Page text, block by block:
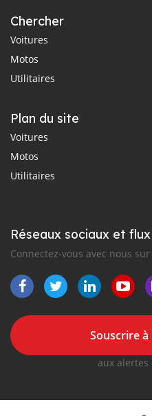
Chercher
Voitures
Motos
Utilitaires
Plan du site
Voitures
Motos
Utilitaires
Réseaux sociaux et flux
Connectez-vous avec nous
Souscrire
aux alertes